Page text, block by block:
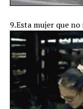
9.Esta mujer que